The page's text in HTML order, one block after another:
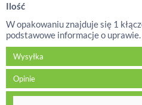
Ilość
W opakowaniu znajduje się 1
podstawowe informacje o uprawie.
Wysyłka
Opinie